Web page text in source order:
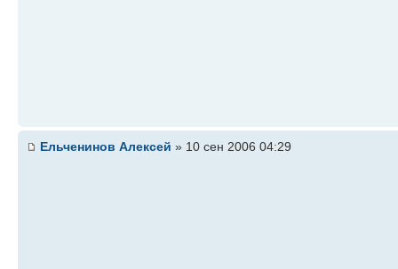
Ельченинов Алексей » 10 сен 2006 04:29